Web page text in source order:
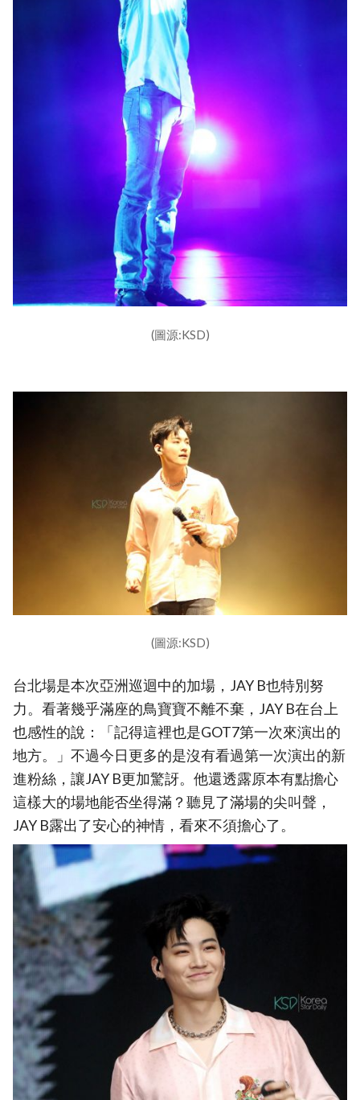
(圖源:KSD)
(圖源:KSD)
台北場是本次亞洲巡迴中的加場，JAY B也特別努
力。看著幾乎滿座的鳥寶寶不離不棄，JAY B在台上
也感性的說：「記得這裡也是GOT7第一次來演出的
地方。」不過今日更多的是沒有看過第一次演出的新
進粉絲，讓JAY B更加驚訝。他還透露原本有點擔心
這樣大的場地能否坐得滿？聽見了滿場的尖叫聲，
JAY B露出了安心的神情，看來不須擔心了。